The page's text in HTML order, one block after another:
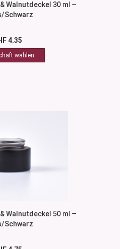
Walnutdeckel 30 ml –
Schwarz
4.35
Walnutdeckel 50 ml –
Schwarz